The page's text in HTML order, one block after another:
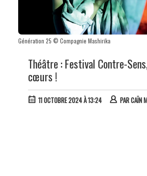
Génération 25 © Compagnie Mashirika
Théâtre : Festival Contre-
cœurs !
11 OCTOBRE 2024 À 13:24 PARCAÏN